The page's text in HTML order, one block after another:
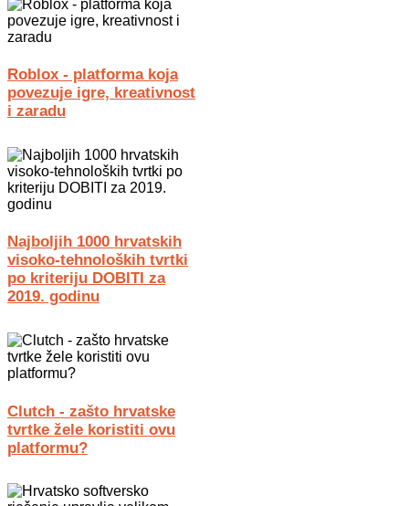
Roblox - platforma koja
povezuje igre, kreativnost
i zaradu
Najboljih 1000 hrvatskih
visoko-tehnoloških tvrtki
po kriteriju DOBITI za
2019. godinu
Clutch - zašto hrvatske
tvrtke žele koristiti ovu
platformu?